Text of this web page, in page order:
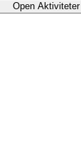
Open Aktiviteter